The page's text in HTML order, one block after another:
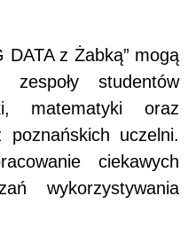
DATA z Żabką” mogą
zespoły studentów
matematyki oraz
poznańskich uczelni.
ciekawych
wykorzystywania